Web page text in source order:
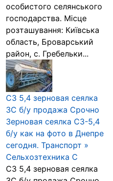
особистого селянського
господарства. Місце
розташування: Київська
область, Броварський
район, с. Гребельки...
СЗ 5,4 зерновая сеялка
ЗС б/у продажа Срочно
Зерновая сеялка СЗ-5,4
б/у как на фото в Днепре
сегодня. Транспорт »
Сельхозтехника С
СЗ 5,4 зерновая сеялка